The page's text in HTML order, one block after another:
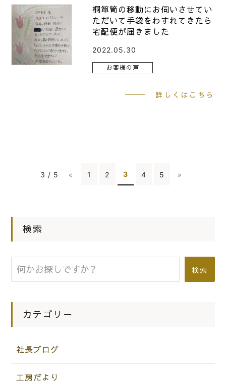
桐箪笥の移動にお伺いさせてい
ただいて手袋をわすれてきたら
宅配便が届きました
2022.05.30
お客様の声
詳しくはこちら
3 / 5 « 1 2 3 4 5 »
検索
検索
カテゴリー
社長ブログ
工房だより